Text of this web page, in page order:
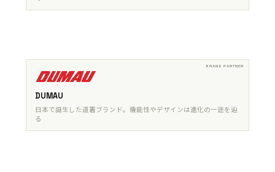
DUMAU
日本で誕生した道着ブランド。機能性やデザインは進化の一途を辿
る